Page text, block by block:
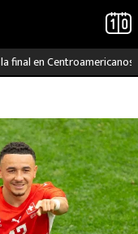
final en Centroamericanos